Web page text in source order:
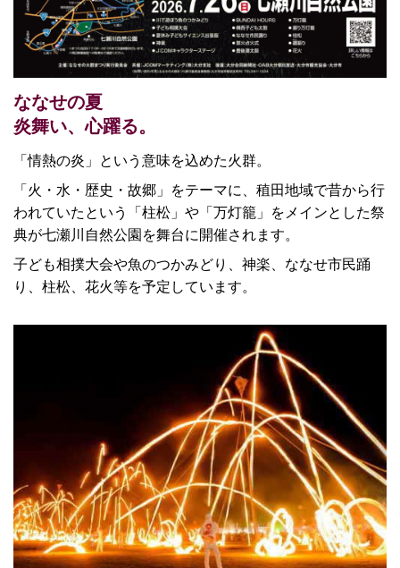
ななせの夏
炎舞い、心躍る。
「情熱の炎」という意味を込めた火群。
「火・水・歴史・故郷」をテーマに、稙田地域で昔から行
われていたという「柱松」や「万灯籠」をメインとした祭
典が七瀬川自然公園を舞台に開催されます。
子ども相撲大会や魚のつかみどり、神楽、ななせ市民踊
り、柱松、花火等を予定しています。